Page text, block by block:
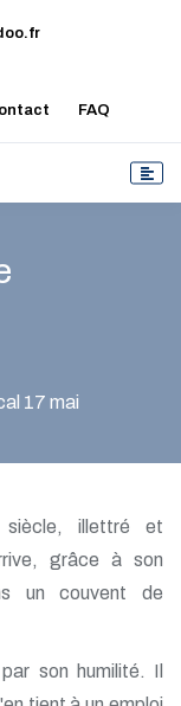
FAQ
17 mai
siècle, illettré et
grâce à son
un couvent de
son humilité. Il